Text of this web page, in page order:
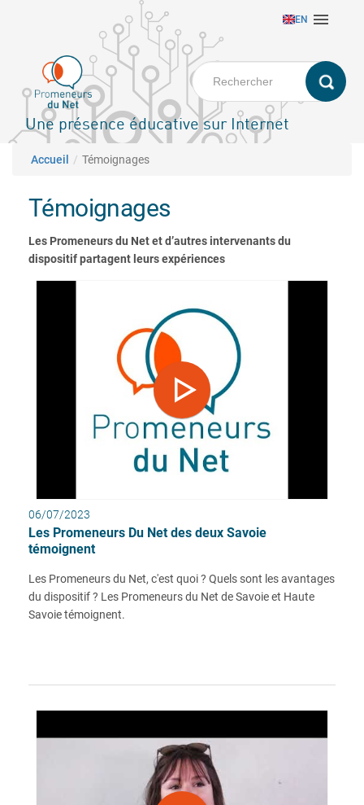
principal
EN 
Une présence éducative sur Internet
Fil d'Ariane
Accueil Témoignages
Témoignages
Les Promeneurs du Net et d’autres intervenants du
dispositif partagent leurs expériences
06/07/2023
Les Promeneurs Du Net des deux Savoie
témoignent
Les Promeneurs du Net, c'est quoi ? Quels sont les avantages
du dispositif ? Les Promeneurs du Net de Savoie et Haute
Savoie témoignent.